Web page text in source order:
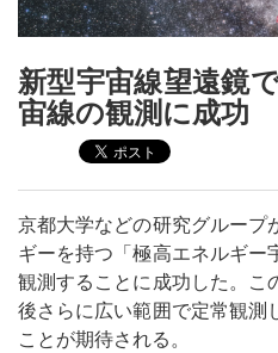
新型宇宙線望遠鏡
宙線の観測に成功
京都大学などの研究グループ
ギーを持つ「極高エネルギ
観測することに成功した。こ
後さらに広い範囲で定常観測
ことが期待される。